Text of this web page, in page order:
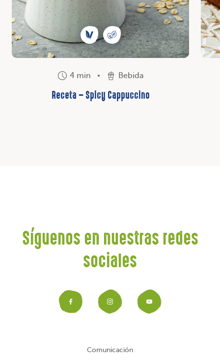
4 min Bebida
Receta – Spicy Cappuccino
Síguenos en nuestras redes
sociales
Facebook
Instagram
Comunicación